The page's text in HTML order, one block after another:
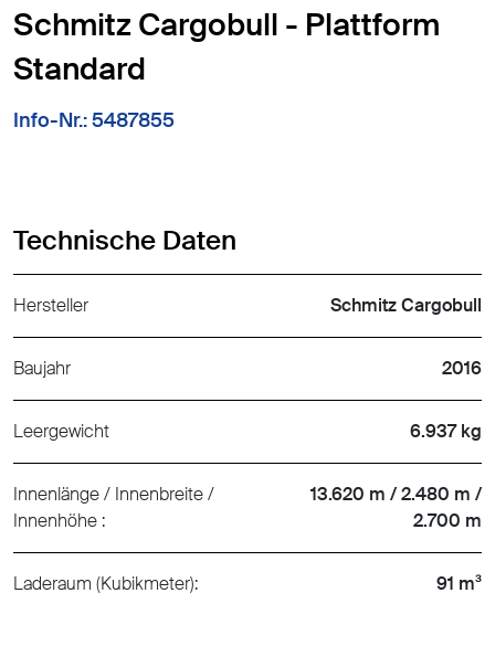
Schmitz Cargobull - Plattform
Standard
Info-Nr.: 5487855
Technische Daten
Hersteller Schmitz Cargobull
Baujahr 2016
Leergewicht 6.937 kg
Innenlänge / Innenbreite /
Innenhöhe :
13.620 m / 2.480 m /
2.700 m
Laderaum (Kubikmeter): 91 m³